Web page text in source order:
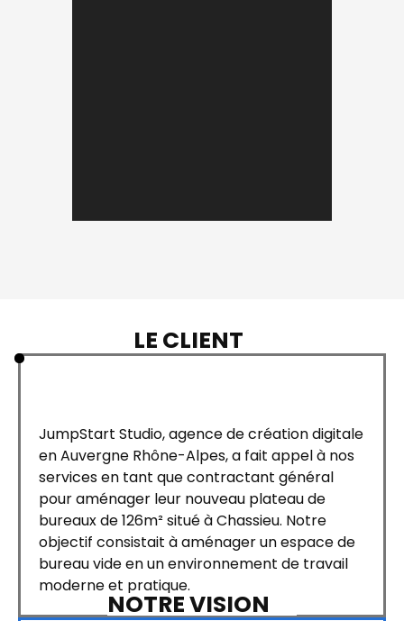
LE CLIENT
JumpStart Studio, agence de création digitale
en Auvergne Rhône-Alpes, a fait appel à nos
services en tant que contractant général
pour aménager leur nouveau plateau de
bureaux de 126m² situé à Chassieu. Notre
objectif consistait à aménager un espace de
bureau vide en un environnement de travail
moderne et pratique.
NOTRE VISION